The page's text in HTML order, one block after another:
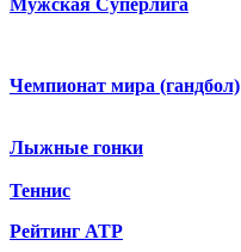
Мужская Суперлига
Чемпионат мира (гандбол)
Лыжные гонки
Теннис
Рейтинг ATP